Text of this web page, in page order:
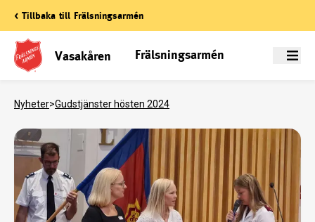
< Tillbaka till Frälsningsarmén
Vasakåren Frälsningsarmén Meny
Nyheter>Gudstjänster hösten 2024